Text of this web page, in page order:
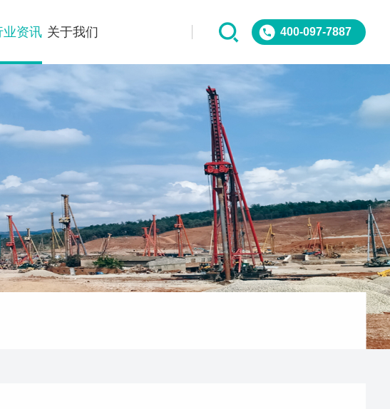
400-097-7887
业资讯 关于我们